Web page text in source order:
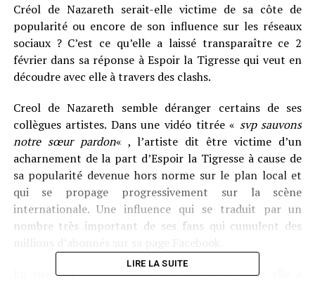
Créol de Nazareth serait-elle victime de sa côte de
popularité ou encore de son influence sur les réseaux
sociaux ? C’est ce qu’elle a laissé transparaître ce 2
février dans sa réponse à Espoir la Tigresse qui veut en
découdre avec elle à travers des clashs.
Creol de Nazareth semble déranger certains de ses
collègues artistes. Dans une vidéo titrée « svp sauvons
notre sœur pardon« , l’artiste dit être victime d’un
acharnement de la part d’Espoir la Tigresse à cause de
sa popularité devenue hors norme sur le plan local et
qui se propage progressivement sur la scène
internationale. Une influence qui se traduit par un
nombre très important de ses fans qui cumulent des
En vue d’apaiser la colère d’Espoir la Tigresse, elle a
LIRE LA SUITE